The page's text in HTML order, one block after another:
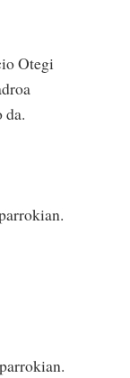
Otegi
da.